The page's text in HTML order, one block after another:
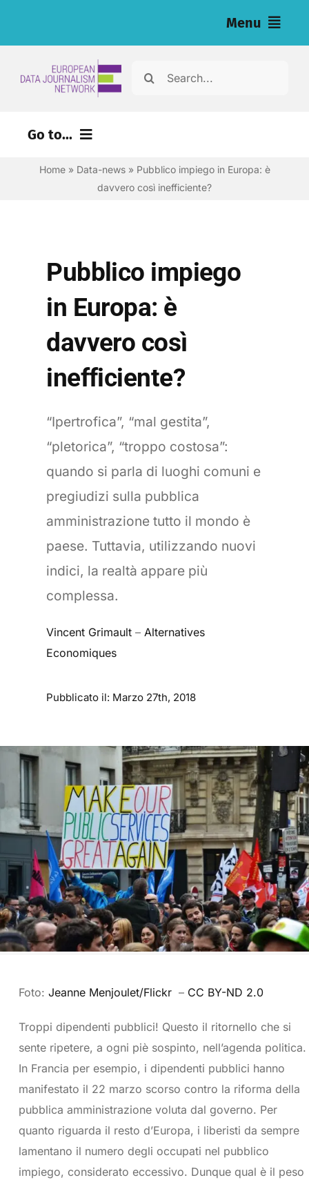
Menu
Cerca
Go to...
Home» Data-news» Pubblico impiego in Europa: è
davvero così inefficiente?
Pubblico impiego
in Europa: è
davvero così
inefficiente?
“Ipertrofica”, “mal gestita”,
“pletorica”, “troppo costosa”:
quando si parla di luoghi comuni e
pregiudizi sulla pubblica
amministrazione tutto il mondo è
paese. Tuttavia, utilizzando nuovi
indici, la realtà appare più
complessa.
Vincent Grimault – Alternatives
Economiques
Pubblicato il: Marzo 27th, 2018
Foto: Jeanne Menjoulet/Flickr – CC BY-ND 2.0
Troppi dipendenti pubblici! Questo il ritornello che si
sente ripetere, a ogni piè sospinto, nell’agenda politica.
In Francia per esempio, i dipendenti pubblici hanno
manifestato il 22 marzo scorso contro la riforma della
pubblica amministrazione voluta dal governo. Per
quanto riguarda il resto d’Europa, i liberisti da sempre
lamentano il numero degli occupati nel pubblico
impiego, considerato eccessivo. Dunque qual è il peso